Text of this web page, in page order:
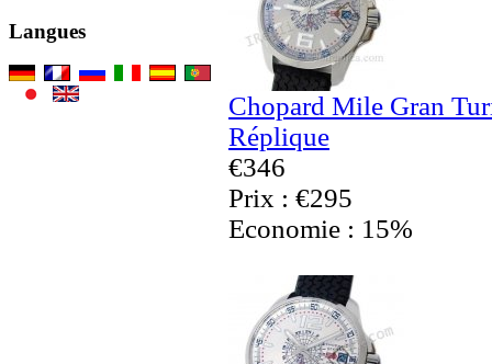
Langues
Chopard Mile Gran
Réplique
€346
Prix : €295
Economie : 15%